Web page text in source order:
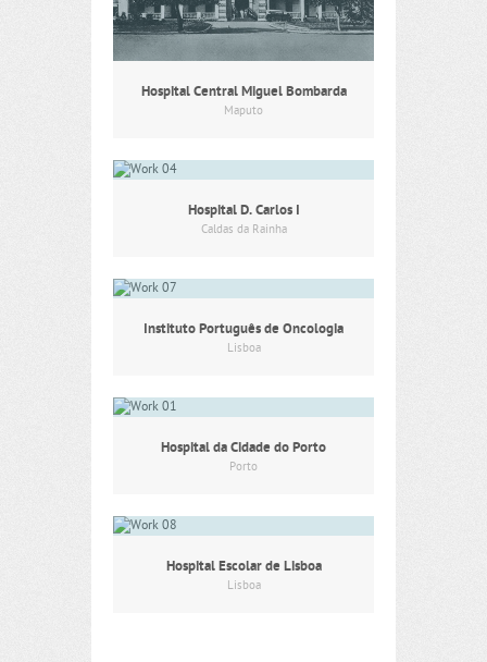
Hospital Central Miguel Bombarda
Maputo
Hospital D. Carlos I
Caldas da Rainha
Instituto Português de Oncologia
Lisboa
Hospital da Cidade do Porto
Porto
Hospital Escolar de Lisboa
Lisboa